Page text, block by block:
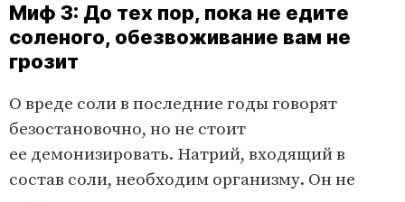
Миф 3: До тех пор, пока не едите
соленого, обезвоживание вам не
грозит
О вреде соли в последние годы говорят
безостановочно, но не стоит
ее демонизироват­ь. Нат­рий, входящий в
состав соли, необходим организму. Он не